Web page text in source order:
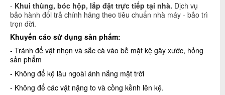
- Khui thùng, bóc hộp, lắp đặt trực tiếp tại nhà. Dịch vụ
bảo hành đổi trả chính hãng theo tiêu chuẩn nhà máy - bảo trì
trọn đời.
Khuyến cáo sử dụng sản phẩm:
- Tránh để vật nhọn và sắc cà vào bề mặt kệ gây xước, hỏng
sản phẩm
- Không để kệ lâu ngoài ánh nắng mặt trời
- Không để các vật nặng to và cồng kềnh lên kệ.